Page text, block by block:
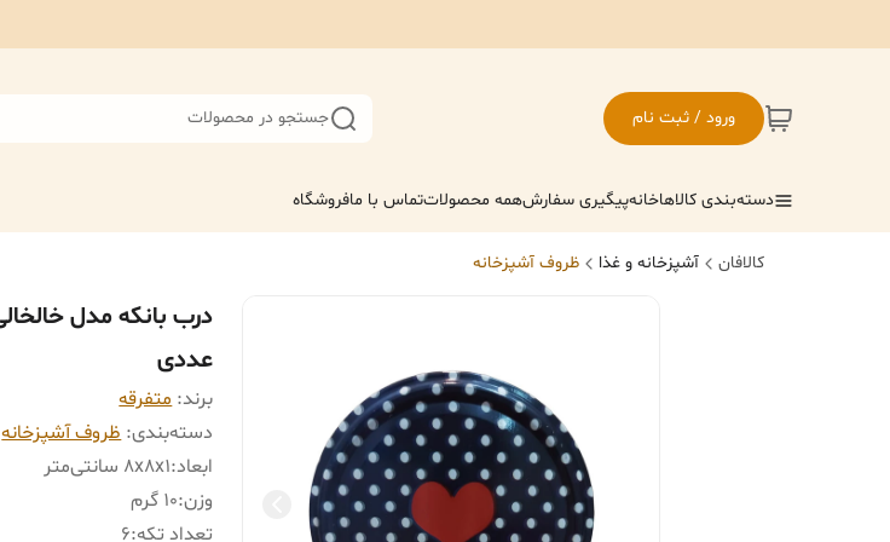
ورود / ثبت نام جستجو در محصولات
دسته‌بندی کالاهاخانهپیگیری سفارشهمه محصولاتتماس با مافروشگاه
کالافان آشپزخانه و غذا ظروف آشپزخانه
عددی
برند: متفرقه
دسته‌بندی:ظروف آشپزخانه
ابعاد:8x8x1 سانتی‌متر
وزن:10 گرم
تعداد تکه:
6